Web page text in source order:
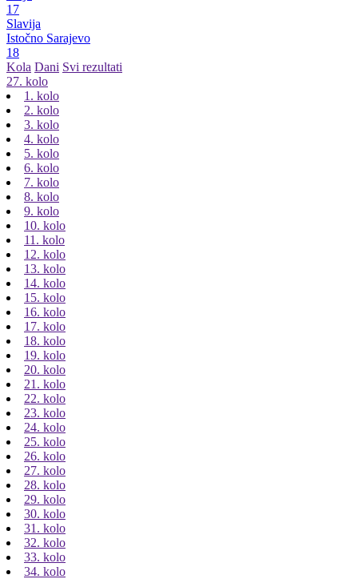
17
Slavija
Istočno Sarajevo
18
Kola Dani Svi rezultati
27. kolo
1. kolo
2. kolo
3. kolo
4. kolo
5. kolo
6. kolo
7. kolo
8. kolo
9. kolo
10. kolo
11. kolo
12. kolo
13. kolo
14. kolo
15. kolo
16. kolo
17. kolo
18. kolo
19. kolo
20. kolo
21. kolo
22. kolo
23. kolo
24. kolo
25. kolo
26. kolo
27. kolo
28. kolo
29. kolo
30. kolo
31. kolo
32. kolo
33. kolo
34. kolo